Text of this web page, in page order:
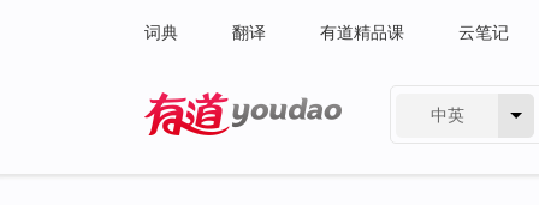
词典 翻译 有道精品课 云笔记
中英